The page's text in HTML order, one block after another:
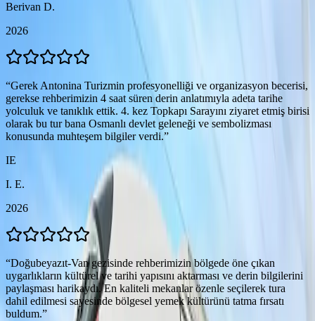
Berivan D.
2026
“Gerek Antonina Turizmin profesyonelliği ve organizasyon becerisi,
gerekse rehberimizin 4 saat süren derin anlatımıyla adeta tarihe
yolculuk ve tanıklık ettik. 4. kez Topkapı Sarayını ziyaret etmiş birisi
olarak bu tur bana Osmanlı devlet geleneği ve sembolizması
konusunda muhteşem bilgiler verdi.”
IE
I. E.
2026
“Doğubeyazıt-Van gezisinde rehberimizin bölgede öne çıkan
uygarlıkların kültürel ve tarihi yapısını aktarması ve derin bilgilerini
paylaşması harikaydı. En kaliteli mekanlar özenle seçilerek tura
dahil edilmesi sayesinde bölgesel yemek kültürünü tatma fırsatı
buldum.”